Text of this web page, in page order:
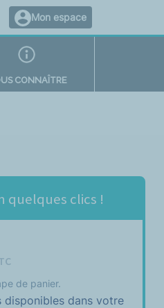
Mon espace
CONNAÎTRE
quelques clics !
de panier.
dans votre